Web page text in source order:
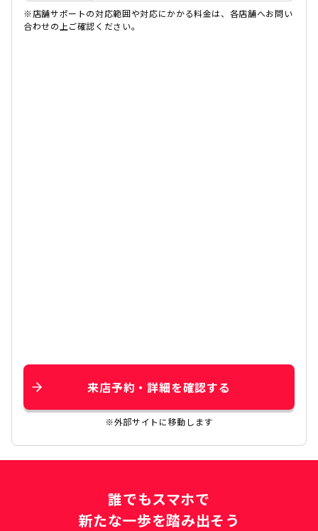
※店舗サポートの対応範囲や対応にかかる料金は、各店舗へお問い
合わせの上ご確認ください。
来店予約・詳細を確認する
※外部サイトに移動します
誰でもスマホで
新たな一歩を踏み出そう